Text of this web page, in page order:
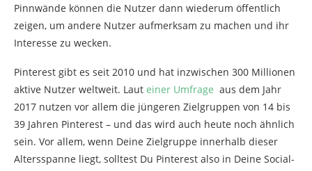
Pinnwände können die Nutzer dann wiederum öffentlich
zeigen, um andere Nutzer aufmerksam zu machen und ihr
Interesse zu wecken.
Pinterest gibt es seit 2010 und hat inzwischen 300 Millionen
aktive Nutzer weltweit. Laut einer Umfrage aus dem Jahr
2017 nutzen vor allem die jüngeren Zielgruppen von 14 bis
39 Jahren Pinterest – und das wird auch heute noch ähnlich
sein. Vor allem, wenn Deine Zielgruppe innerhalb dieser
Altersspanne liegt, solltest Du Pinterest also in Deine Social-